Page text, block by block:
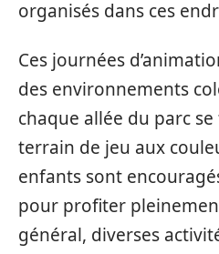
organisés dans ces
Ces journées
des environnements
chaque allée du parc
terrain de jeu aux
enfants sont
pour profiter
général, diverses